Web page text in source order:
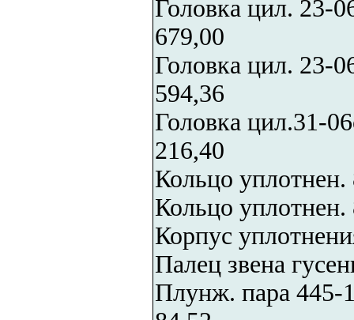
Головка цил.
679,00
Головка цил.
594,36
Головка
216,40
Кольцо
Кольцо
Корпус
Палец звена
Плунж. пара 445-